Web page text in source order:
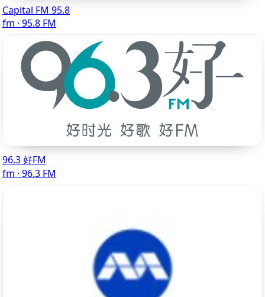
Capital FM 95.8
fm · 95.8 FM
96.3 好FM
fm · 96.3 FM